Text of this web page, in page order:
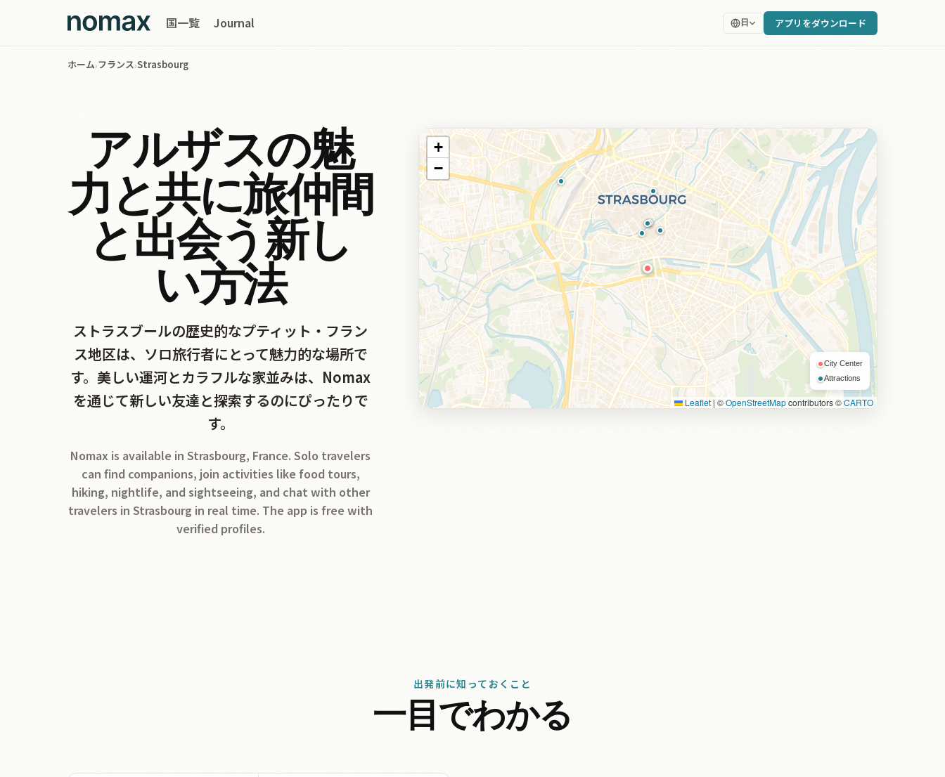
国一覧 Journal 日 アプリをダウンロード
ホーム›フランス›Strasbourg
アルザスの魅
力と共に旅仲間
と出会う新し
い方法
ストラスブールの歴史的なプティット・フラン
ス地区は、ソロ旅行者にとって魅力的な場所で
す。美しい運河とカラフルな家並みは、Nomax
を通じて新しい友達と探索するのにぴったりで
す。
Nomax is available in Strasbourg, France. Solo travelers
can find companions, join activities like food tours,
hiking, nightlife, and sightseeing, and chat with other
travelers in Strasbourg in real time. The app is free with
verified profiles.
+
−
City Center
Attractions
Leaflet | ©OpenStreetMapcontributors ©CARTO
出発前に知っておくこと
一目でわかる